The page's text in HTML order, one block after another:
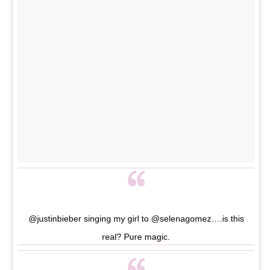
@justinbieber singing my girl to @selenagomez….is this
real? Pure magic.